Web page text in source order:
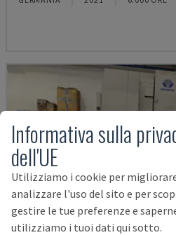
Informativa sulla
dell'UE
Utilizziamo i cookie per
analizzare l'uso del sito e per
gestire le tue preferenze e
utilizziamo i tuoi dati qui sotto.